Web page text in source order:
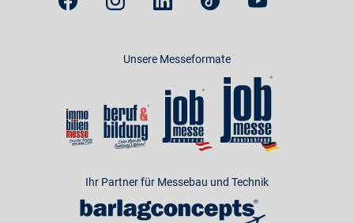
Unsere Messeformate
Ihr Partner für Messebau und Technik